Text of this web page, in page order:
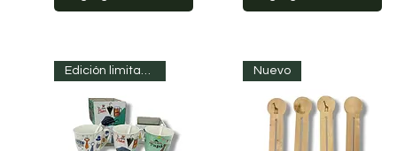
Edición limitada Nuevo